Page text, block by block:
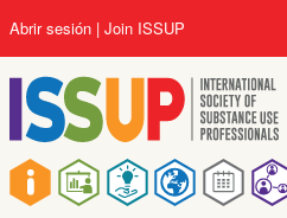
al
contenido
principal
Main
navigation
User
account
menu
Abrir sesión Join ISSUP